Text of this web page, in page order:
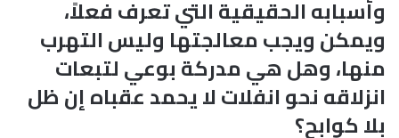
وأسبابه الحقيقية التي تعرف فعلاً،
ويمكن ويجب معالجتها وليس التهرب
منها، وهل هي مدركة بوعي لتبعات
انزلاقه نحو انفلات لا يحمد عقباه إن ظل
بلا كوابح؟